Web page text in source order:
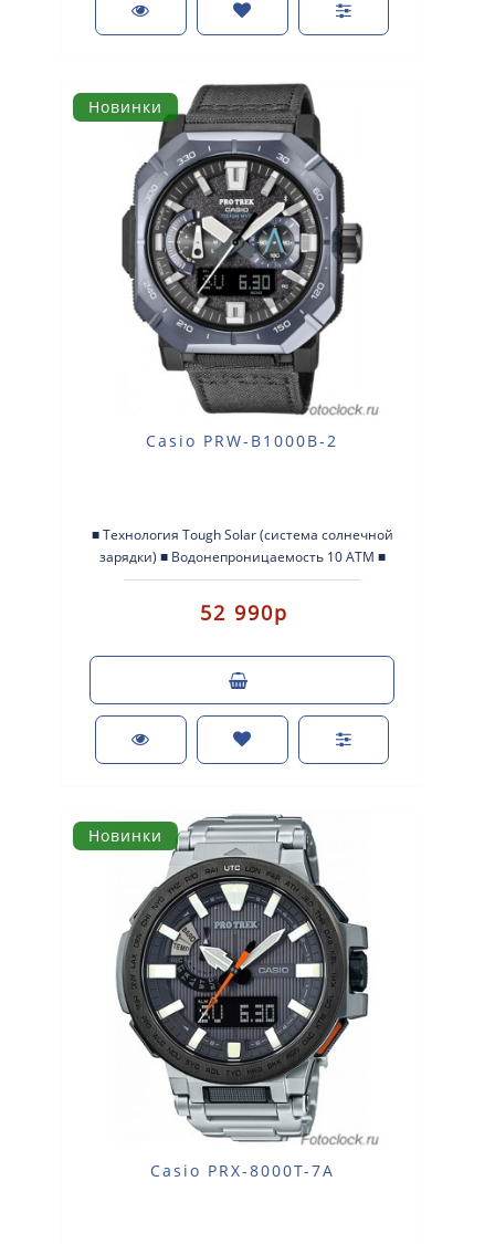
Новинки
Casio PRW-B1000B-2
■ Технология Tough Solar (система солнечной
зарядки) ■ Водонепроницаемость 10 ATM ■
Функция приема радиоволн: автоматиче..
52 990р
Новинки
Casio PRX-8000T-7A